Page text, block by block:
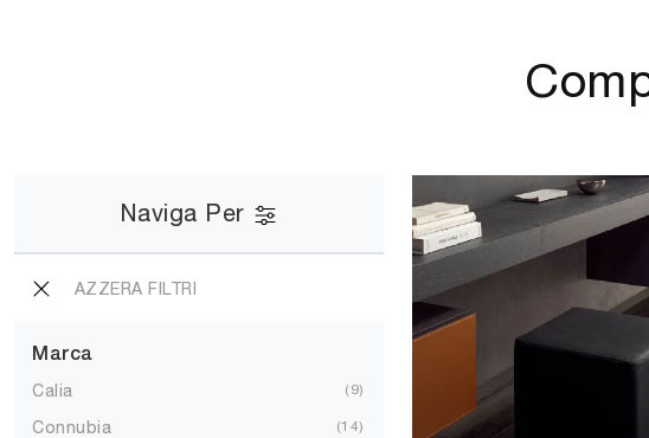
Naviga Per
AZZERA FILTRI
Marca
Calia 9
Connubia 14